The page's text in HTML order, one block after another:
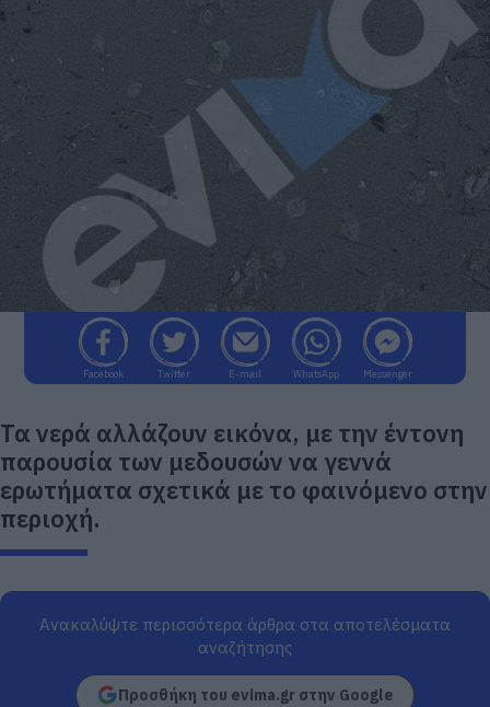
Facebook Twitter E-mail WhatsApp Messenger
Τα νερά αλλάζουν εικόνα, με την έντονη
παρουσία των μεδουσών να γεννά
ερωτήματα σχετικά με το φαινόμενο στην
περιοχή.
Ανακαλύψτε περισσότερα άρθρα στα αποτελέσματα
αναζήτησης
Προσθήκη του evima.gr στην Google